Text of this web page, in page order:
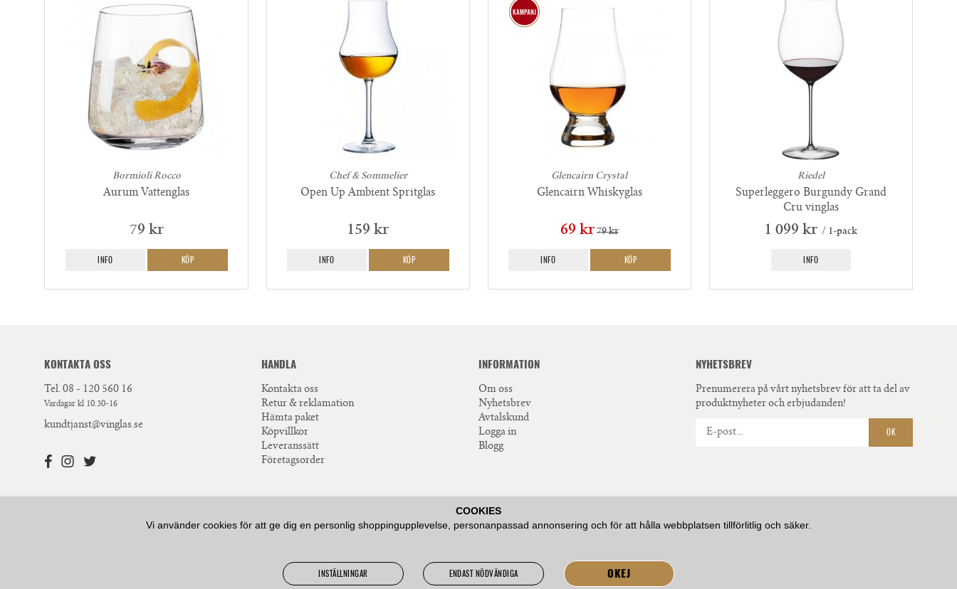
Bormioli Rocco
Aurum Vattenglas
79 kr
INFO KÖP
Chef & Sommelier
Open Up Ambient Spritglas
159 kr
INFO KÖP
Glencairn Crystal
Glencairn Whiskyglas
69 kr 79 kr
INFO KÖP
Riedel
Superleggero Burgundy Grand
Cru vinglas
1 099 kr / 1-pack
INFO
KONTAKTA OSS
Tel. 08 - 120 560 16
Vardagar kl 10.30-16
kundtjanst@vinglas.se
HANDLA
Kontakta oss
Retur & reklamation
Hämta paket
Köpvillkor
Leveranssätt
Företagsorder
INFORMATION
Om oss
Nyhetsbrev
Avtalskund
Logga in
Blogg
NYHETSBREV
Prenumerera på vårt nyhetsbrev för att ta del av
produktnyheter och erbjudanden!
OK
COOKIES
Vi använder cookies för att ge dig en personlig shoppingupplevelse, personanpassad annonsering och för att hålla webbplatsen tillförlitlig och säker.
INSTÄLLNINGAR ENDAST NÖDVÄNDIGA OKEJ